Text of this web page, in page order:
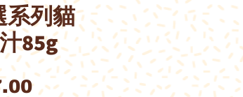
列貓
85g
促